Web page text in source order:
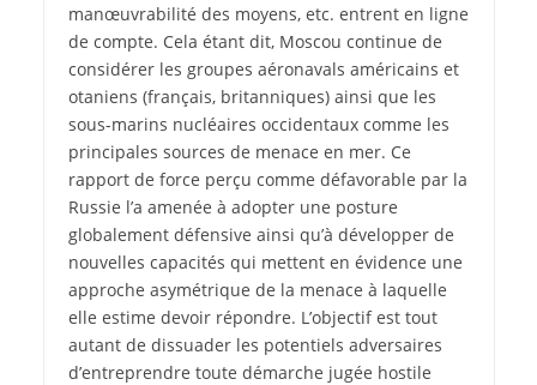
manœuvrabilité des moyens, etc. entrent en ligne
de compte. Cela étant dit, Moscou continue de
considérer les groupes aéronavals américains et
otaniens (français, britanniques) ainsi que les
sous-marins nucléaires occidentaux comme les
principales sources de menace en mer. Ce
rapport de force perçu comme défavorable par la
Russie l’a amenée à adopter une posture
globalement défensive ainsi qu’à développer de
nouvelles capacités qui mettent en évidence une
approche asymétrique de la menace à laquelle
elle estime devoir répondre. L’objectif est tout
autant de dissuader les potentiels adversaires
d’entreprendre toute démarche jugée hostile